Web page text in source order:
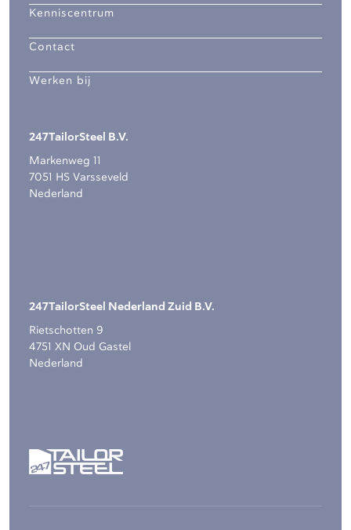
Kenniscentrum
Contact
Werken bij
247TailorSteel B.V.
Markenweg 11
7051 HS Varsseveld
Nederland
247TailorSteel Nederland Zuid B.V.
Rietschotten 9
4751 XN Oud Gastel
Nederland